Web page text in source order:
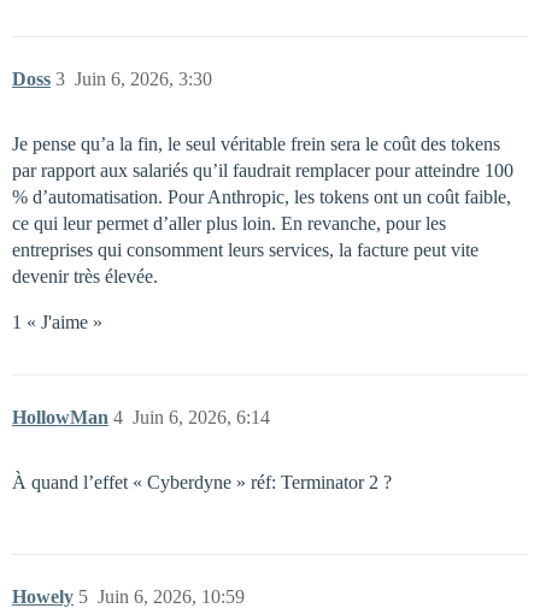
Doss Juin 6, 2026, 3:30
3
Je pense qu’a la fin, le seul véritable frein sera le coût des tokens
par rapport aux salariés qu’il faudrait remplacer pour atteindre 100
% d’automatisation. Pour Anthropic, les tokens ont un coût faible,
ce qui leur permet d’aller plus loin. En revanche, pour les
entreprises qui consomment leurs services, la facture peut vite
devenir très élevée.
1 « J'aime »
HollowMan Juin 6, 2026, 6:14
4
À quand l’effet « Cyberdyne » réf: Terminator 2 ?
Howely Juin 6, 2026, 10:59
5